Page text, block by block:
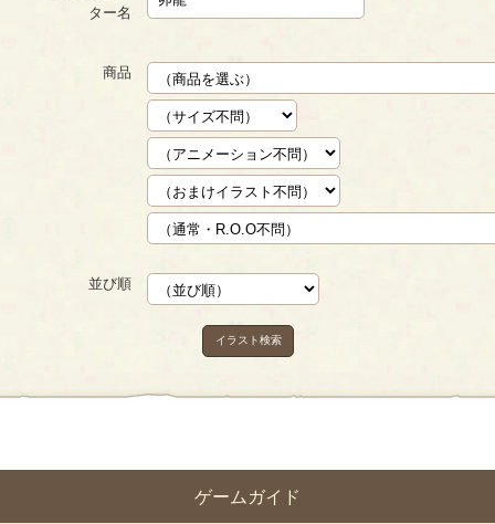
ゲームガイド
ター名
商品
並び順
イラスト検索